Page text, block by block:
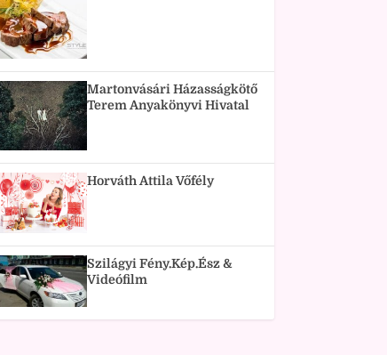
Martonvásári Házasságkötő
Terem Anyakönyvi Hivatal
Horváth Attila Vőfély
Szilágyi Fény.Kép.Ész &
Videófilm